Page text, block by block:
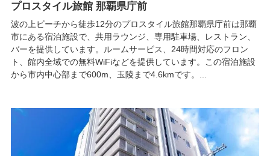
プロスタイル旅館 那覇県庁前
波の上ビーチから徒歩12分のプロスタイル旅館那覇県庁前は那覇
市にある宿泊施設で、共用ラウンジ、専用駐車場、レストラン、
バーを提供しています。ルームサービス、24時間対応のフロン
ト、館内全域での無料WiFiなどを提供しています。この宿泊施設
から市内中心部まで600m、玉陵まで4.6kmです。...